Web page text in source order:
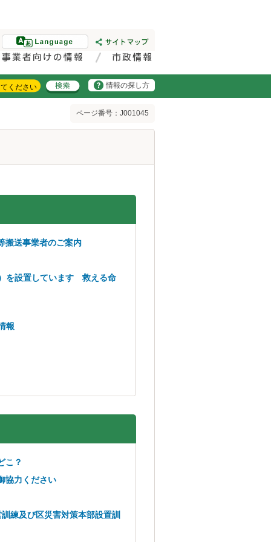
情報の探し方
ページ番号：J001045
搬送事業者のご案内
を設置しています 救える命
報
こ？
協力ください
練及び区災害対策本部設置訓